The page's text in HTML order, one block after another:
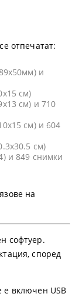
отпечатат:
и
см)
см) и 710
см) и 604
см)
и 849 снимки
на
софтуер.
според
е включен USB